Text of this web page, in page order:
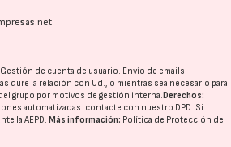
de cuenta de usuario. Envío de emails
dure la relación con Ud., o mientras sea necesario para
grupo por motivos de gestión interna.Derechos:
automatizadas: contacte con nuestro DPD. Si
laAEPD.Más información: Política de Protección de